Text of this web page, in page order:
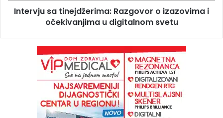
Intervju sa tinejdžerima: Razgovor o izazovima i
očekivanjima u digitalnom svetu